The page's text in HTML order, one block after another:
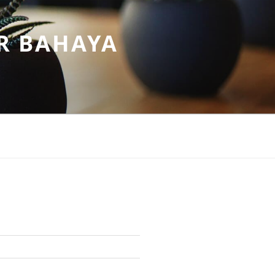
BAHAYA